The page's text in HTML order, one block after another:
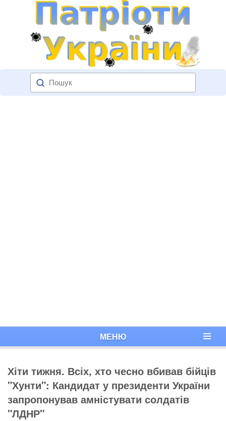
МЕНЮ
Хіти тижня. Всіх, хто чесно вбивав бійців
"Хунти": Кандидат у президенти України
запропонував амністувати солдатів
"ЛДНР"